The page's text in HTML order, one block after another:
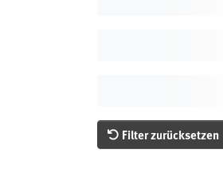
Filter zurücksetzen